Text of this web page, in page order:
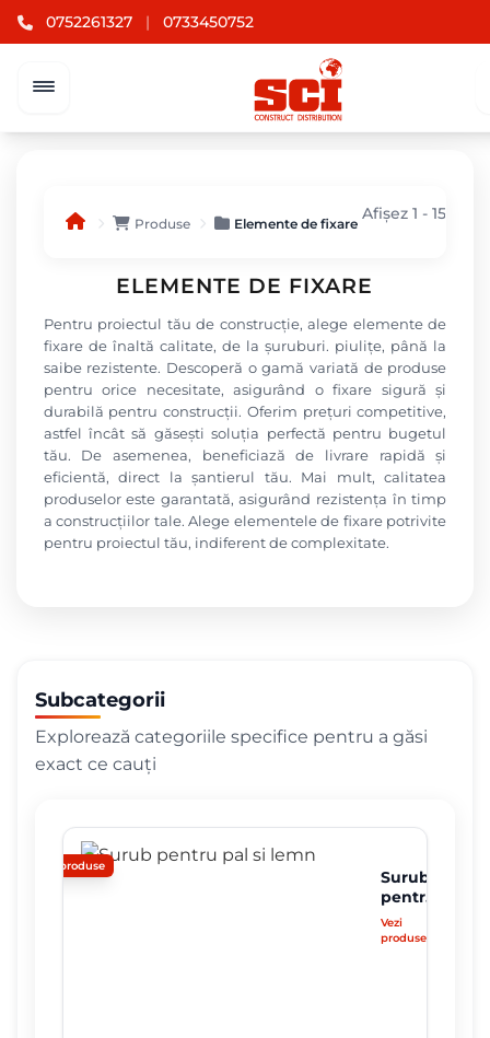
0752261327 | 0733450752
Produse Elemente de fixare Afișez 1 - 15 din
ELEMENTE DE FIXARE
Pentru proiectul tău de construcție, alege elemente de
fixare de înaltă calitate, de la șuruburi. piulițe, până la
saibe rezistente. Descoperă o gamă variată de produse
pentru orice necesitate, asigurând o fixare sigură și
durabilă pentru construcții. Oferim prețuri competitive,
astfel încât să găsești soluția perfectă pentru bugetul
tău. De asemenea, beneficiază de livrare rapidă și
eficientă, direct la șantierul tău. Mai mult, calitatea
produselor este garantată, asigurând rezistența în timp
a construcțiilor tale. Alege elementele de fixare potrivite
pentru proiectul tău, indiferent de complexitate.
Subcategorii
Explorează categoriile specifice pentru a găsi
exact ce cauți
0 produse
Surub
pentru
pal si
lemn
Vezi
produsele